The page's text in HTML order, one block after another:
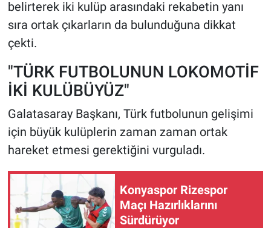
belirterek iki kulüp arasındaki rekabetin yanı
sıra ortak çıkarların da bulunduğuna dikkat
çekti.
"TÜRK FUTBOLUNUN LOKOMOTİF
İKİ KULÜBÜYÜZ"
Galatasaray Başkanı, Türk futbolunun gelişimi
için büyük kulüplerin zaman zaman ortak
hareket etmesi gerektiğini vurguladı.
Konyaspor Rizespor
Maçı Hazırlıklarını
Sürdürüyor